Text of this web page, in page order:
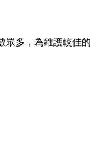
眾多，為維護較佳